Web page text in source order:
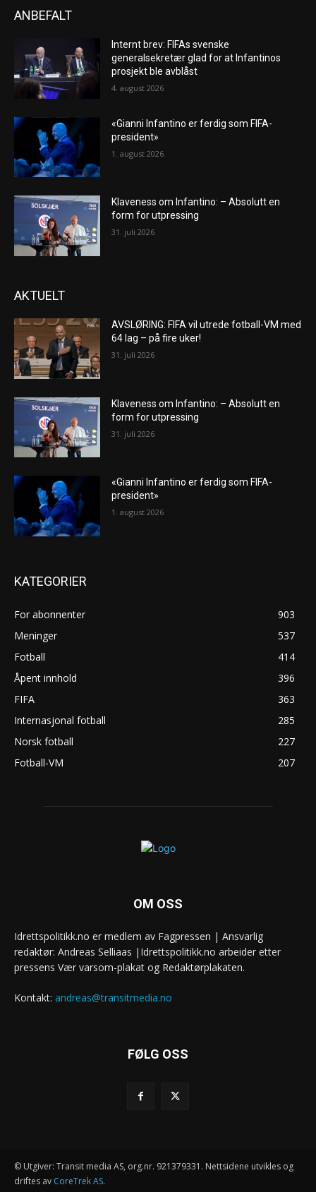
ANBEFALT
Internt brev: FIFAs svenske
generalsekretær glad for at Infantinos
prosjekt ble avblåst
4. august 2026
«Gianni Infantino er ferdig som FIFA-
president»
1. august 2026
Klaveness om Infantino: – Absolutt en
form for utpressing
31. juli 2026
AKTUELT
AVSLØRING: FIFA vil utrede fotball-VM med
64 lag – på fire uker!
31. juli 2026
Klaveness om Infantino: – Absolutt en
form for utpressing
31. juli 2026
«Gianni Infantino er ferdig som FIFA-
president»
1. august 2026
KATEGORIER
For abonnenter
903
Meninger
537
Fotball
414
Åpent innhold
396
FIFA
363
Internasjonal fotball
285
Norsk fotball
227
Fotball-VM
207
OM OSS
Idrettspolitikk.no er medlem av Fagpressen | Ansvarlig
redaktør: Andreas Selliaas |Idrettspolitikk.no arbeider etter
pressens Vær varsom-plakat og Redaktørplakaten.
Kontakt: andreas@transitmedia.no
FØLG OSS
© Utgiver: Transit media AS, org.nr. 921379331. Nettsidene utvikles og
driftes av CoreTrek AS.